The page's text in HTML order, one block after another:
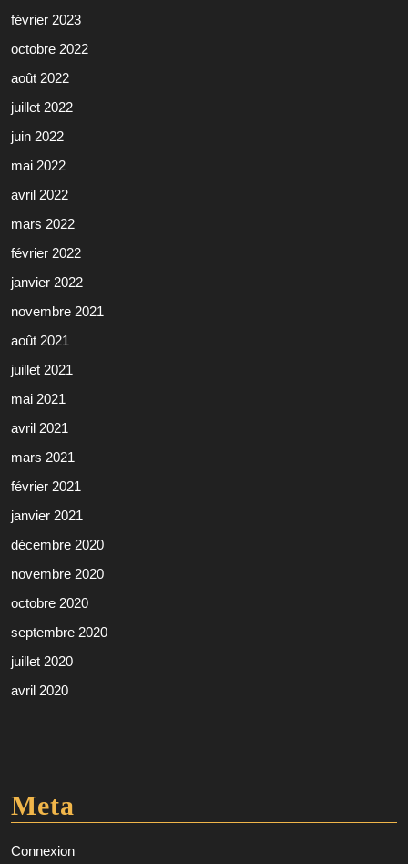
février 2023
octobre 2022
août 2022
juillet 2022
juin 2022
mai 2022
avril 2022
mars 2022
février 2022
janvier 2022
novembre 2021
août 2021
juillet 2021
mai 2021
avril 2021
mars 2021
février 2021
janvier 2021
décembre 2020
novembre 2020
octobre 2020
septembre 2020
juillet 2020
avril 2020
Meta
Connexion